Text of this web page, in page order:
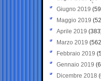
Giugno 2019
Maggio 2019
Aprile 2019
Marzo 2019
Febbraio 2019
Gennaio 2019
Dicembre 2018